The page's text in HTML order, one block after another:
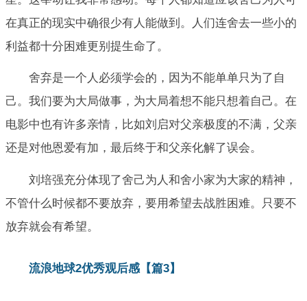
在真正的现实中确很少有人能做到。人们连舍去一些小的
利益都十分困难更别提生命了。
舍弃是一个人必须学会的，因为不能单单只为了自
己。我们要为大局做事，为大局着想不能只想着自己。在
电影中也有许多亲情，比如刘启对父亲极度的不满，父亲
还是对他恩爱有加，最后终于和父亲化解了误会。
刘培强充分体现了舍己为人和舍小家为大家的精神，
不管什么时候都不要放弃，要用希望去战胜困难。只要不
放弃就会有希望。
流浪地球2优秀观后感【篇3】